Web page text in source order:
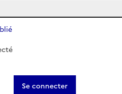
Se connecter